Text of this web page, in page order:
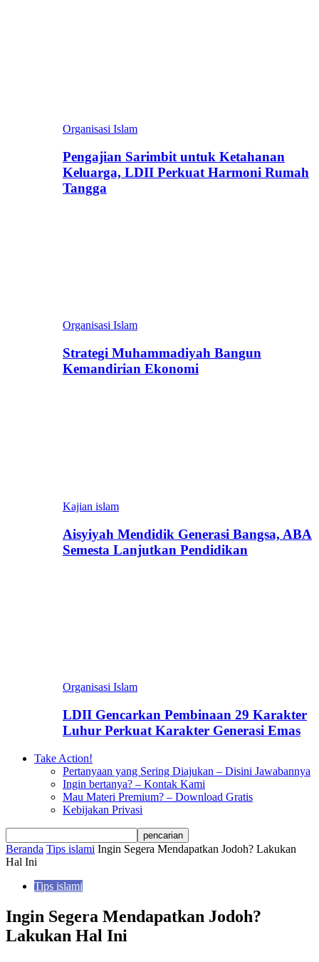
Organisasi Islam
Pengajian Sarimbit untuk Ketahanan
Keluarga, LDII Perkuat Harmoni Rumah
Tangga
Organisasi Islam
Strategi Muhammadiyah Bangun
Kemandirian Ekonomi
Kajian islam
Aisyiyah Mendidik Generasi Bangsa, ABA
Semesta Lanjutkan Pendidikan
Organisasi Islam
LDII Gencarkan Pembinaan 29 Karakter
Luhur Perkuat Karakter Generasi Emas
Take Action!
Pertanyaan yang Sering Diajukan – Disini Jawabannya
Ingin bertanya? – Kontak Kami
Mau Materi Premium? – Download Gratis
Kebijakan Privasi
Beranda Tips islami Ingin Segera Mendapatkan Jodoh? Lakukan
Hal Ini
Tips islami
Ingin Segera Mendapatkan Jodoh?
Lakukan Hal Ini